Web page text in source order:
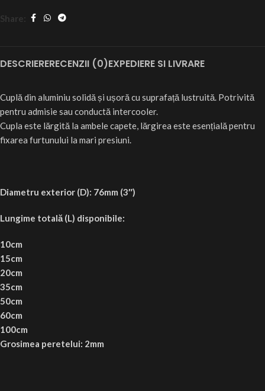
Share:
DESCRIERERECENZII (0)EXPEDIERE SI LIVRARE
Cuplă din aluminiu solidă și ușoră cu suprafață lustruită. Potrivită
pentru admisie sau conductă intercooler.
Cupla este lărgită la ambele capete, lărgirea este esențială pentru
fixarea furtunului la mari presiuni.
Diametru exterior (D): 76mm (3″)
Lungime totală (L) disponibile:
10cm
15cm
20cm
35cm
50cm
60cm
100cm
Grosimea peretelui: 2mm